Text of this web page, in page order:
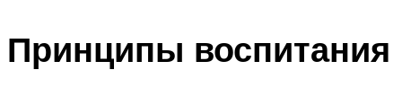
Принципы воспитания